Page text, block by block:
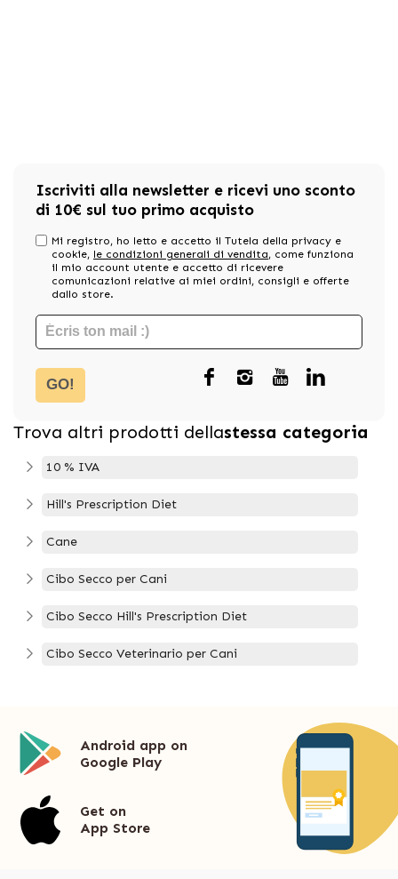
Iscriviti alla newsletter e ricevi uno sconto
di 10€ sul tuo primo acquisto
Mi registro, ho letto e accetto il Tutela della privacy e
cookie, le condizioni generali di vendita, come funziona
il mio account utente e accetto di ricevere
comunicazioni relative ai miei ordini, consigli e offerte
dallo store.
GO!
Trova altri prodotti dellastessa categoria
10 % IVA
Hill's Prescription Diet
Cane
Cibo Secco per Cani
Cibo Secco Hill's Prescription Diet
Cibo Secco Veterinario per Cani
Android app on
Google Play
Get on
App Store